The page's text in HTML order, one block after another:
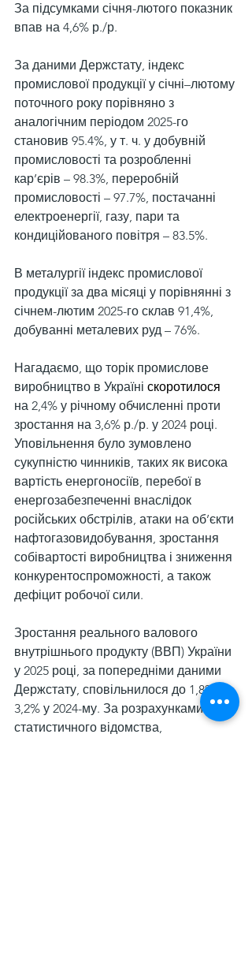
За підсумками січня-лютого показник
впав на 4,6% р./р.
За даними Держстату, індекс
промислової продукції у січні–лютому
поточного року порівняно з
аналогічним періодом 2025-го
становив 95.4%, у т. ч. у добувній
промисловості та розробленні
кар’єрів – 98.3%, переробній
промисловості – 97.7%, постачанні
електроенергії, газу, пари та
кондиційованого повітря – 83.5%.
В металургії індекс промислової
продукції за два місяці у порівнянні з
січнем-лютим 2025-го склав 91,4%,
добуванні металевих руд – 76%.
Нагадаємо, що торік промислове
виробництво в Україні скоротилося
на 2,4% у річному обчисленні проти
зростання на 3,6% р./р. у 2024 році.
Уповільнення було зумовлено
сукупністю чинників, таких як висока
вартість енергоносіїв, перебої в
енергозабезпеченні внаслідок
російських обстрілів, атаки на об’єкти
нафтогазовидобування, зростання
собівартості виробництва і зниження
конкурентоспроможності, а також
дефіцит робочої сили.
Зростання реального валового
внутрішнього продукту (ВВП) України
у 2025 році, за попередніми даними
Держстату, сповільнилося до 1,8% з
3,2% у 2024-му. За розрахунками
статистичного відомства,